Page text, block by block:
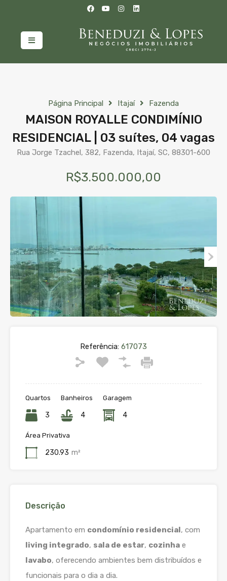
Página Principal Itajaí Fazenda
MAISON ROYALLE CONDIMÍNIO
RESIDENCIAL | 03 suítes, 04 vagas
Rua Jorge Tzachel, 382, Fazenda, Itajaí, SC, 88301-600
R$3.500.000,00
Referência: 617073
Quartos
3
Banheiros
4
Garagem
4
Área Privativa
230.93 m²
Descrição
Apartamento em condomínio residencial , com
living integrado, sala de estar, cozinha e
lavabo, oferecendo ambientes bem distribuídos e
funcionais para o dia a dia.